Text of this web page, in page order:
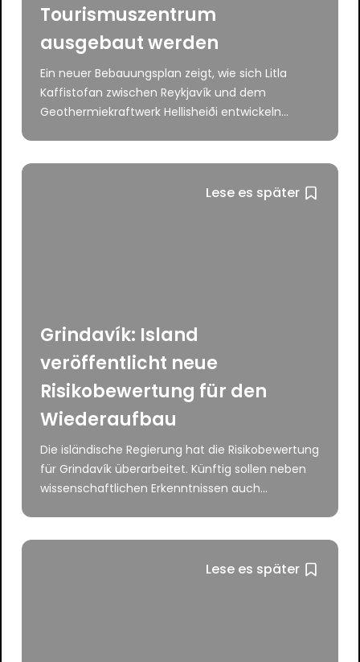
Tourismuszentrum
ausgebaut werden
Ein neuer Bebauungsplan zeigt, wie sich Litla
Kaffistofan zwischen Reykjavík und dem
Geothermiekraftwerk Hellisheiði entwickeln...
Lese es später
Grindavík: Island
veröffentlicht neue
Risikobewertung für den
Wiederaufbau
Die isländische Regierung hat die Risikobewertung
für Grindavík überarbeitet. Künftig sollen neben
wissenschaftlichen Erkenntnissen auch...
Lese es später